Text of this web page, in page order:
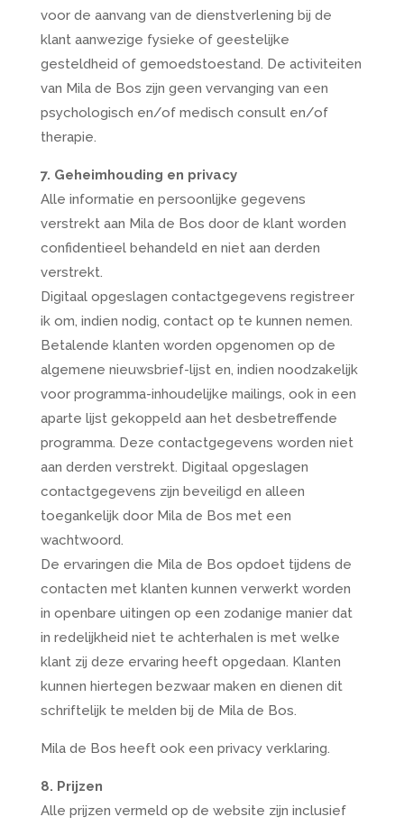
voor de aanvang van de dienstverlening bij de
klant aanwezige fysieke of geestelijke
gesteldheid of gemoedstoestand. De activiteiten
van Mila de Bos zijn geen vervanging van een
psychologisch en/of medisch consult en/of
therapie.
7. Geheimhouding en privacy
Alle informatie en persoonlijke gegevens
verstrekt aan Mila de Bos door de klant worden
confidentieel behandeld en niet aan derden
verstrekt.
Digitaal opgeslagen contactgegevens registreer
ik om, indien nodig, contact op te kunnen nemen.
Betalende klanten worden opgenomen op de
algemene nieuwsbrief-lijst en, indien noodzakelijk
voor programma-inhoudelijke mailings, ook in een
aparte lijst gekoppeld aan het desbetreffende
programma. Deze contactgegevens worden niet
aan derden verstrekt. Digitaal opgeslagen
contactgegevens zijn beveiligd en alleen
toegankelijk door Mila de Bos met een
wachtwoord.
De ervaringen die Mila de Bos opdoet tijdens de
contacten met klanten kunnen verwerkt worden
in openbare uitingen op een zodanige manier dat
in redelijkheid niet te achterhalen is met welke
klant zij deze ervaring heeft opgedaan. Klanten
kunnen hiertegen bezwaar maken en dienen dit
schriftelijk te melden bij de Mila de Bos.
Mila de Bos heeft ook een privacy verklaring.
8. Prijzen
Alle prijzen vermeld op de website zijn inclusief